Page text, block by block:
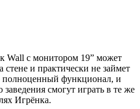
Wall с монитором 19” может
и практически не займет
полноценный функционал, и
смогут играть в те же
Игрёнка.